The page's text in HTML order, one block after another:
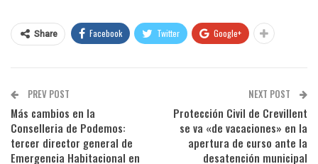
Share Facebook Twitter Google+
PREV POST
Más cambios en la
Conselleria de Podemos:
tercer director general de
Emergencia Habitacional en
NEXT POST
Protección Civil de Crevillent
se va «de vacaciones» en la
apertura de curso ante la
desatención municipal